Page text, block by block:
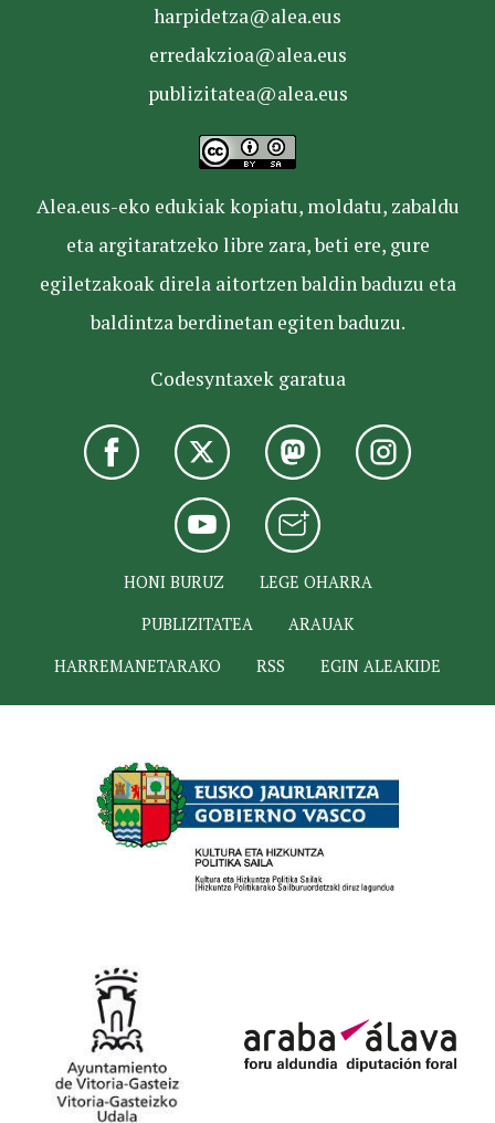
harpidetza@alea.eus
erredakzioa@alea.eus
publizitatea@alea.eus
Alea.eus-eko edukiak kopiatu, moldatu, zabaldu
eta argitaratzeko libre zara, beti ere, gure
egiletzakoak direla aitortzen baldin baduzu eta
baldintza berdinetan egiten baduzu.
Codesyntaxek garatua
HONI BURUZ
LEGE OHARRA
PUBLIZITATEA
ARAUAK
HARREMANETARAKO
RSS EGIN ALEAKIDE